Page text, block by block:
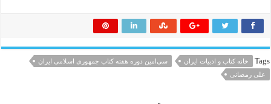
Tags خانه کتاب و ادبیات ایران
سی‌امین دوره هفته کتاب جمهوری اسلامی ایران
علی رمضانی